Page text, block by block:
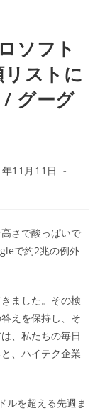
ソフト
ストに
グーグ
11月11日
さで酸っぱいで
で約2兆の例外
ました。その検
えを保持し、そ
、私たちの毎日
、ハイテク企業
ルを超える先週ま